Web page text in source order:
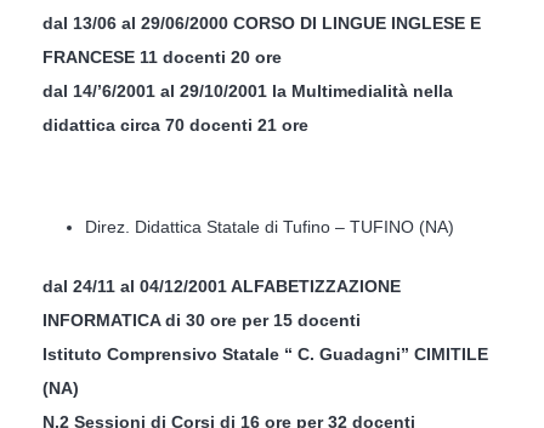
dal 13/06 al 29/06/2000 CORSO DI LINGUE INGLESE E
FRANCESE 11 docenti 20 ore
dal 14/’6/2001 al 29/10/2001 la Multimedialità nella
didattica circa 70 docenti 21 ore
Direz. Didattica Statale di Tufino – TUFINO (NA)
dal 24/11 al 04/12/2001 ALFABETIZZAZIONE
INFORMATICA di 30 ore per 15 docenti
Istituto Comprensivo Statale “ C. Guadagni” CIMITILE
(NA)
N.2 Sessioni di Corsi di 16 ore per 32 docenti